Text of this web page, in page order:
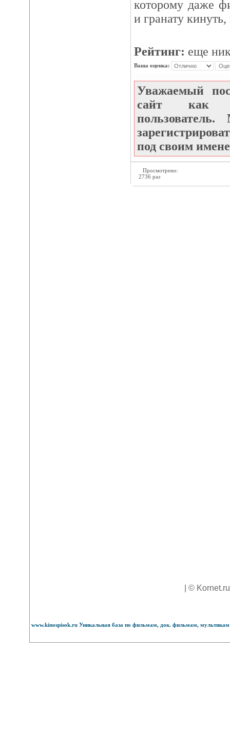
которому даже
и гранату
Рейтинг: еще
Ваша оценка:
Уважаемый
сайт как
под своим
Просмотрено:
2736 раз
| ©
www.kinospisok.ru Уникальная база по фильмам, док. фильмам,